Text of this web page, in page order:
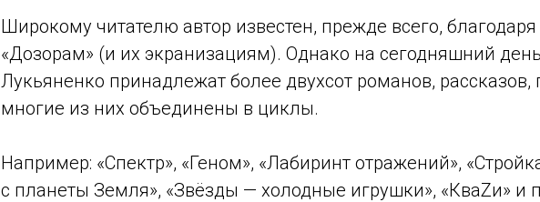
Широкому читателю автор известен, прежде всего,
«Дозорам» (и их экранизациям). Однако на сегодняшний
Лукьяненко принадлежат более двухсот романов, рассказов,
многие из них объединены в циклы.
Например: «Спектр», «Геном», «Лабиринт отражений»,
с планеты Земля», «Звёзды — холодные игрушки», «КваZи» и